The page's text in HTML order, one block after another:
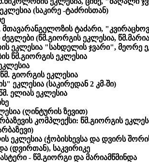
(საკირე -ტაძრისთან)
მთავარანგელოზის ტაძარი,
ძეგლები (წმ.გიორგის ეკლესია,
ეკლესია "სახდელის ჯვარი", მეორე
წმ.გიორგის ეკლესია
გიორგის ეკლესია
ეკლესია (საკირედან 2 კმ-ში)
ელიას ეკლესია
(ღინტურის ზევით)
კომპლექსი: წმ.გიორგის
ეკლესია (ჭობისხევსა და დვირს
(დვირთან), საკვირიკე
- წმ.გიორგი და მარიამწმინდა